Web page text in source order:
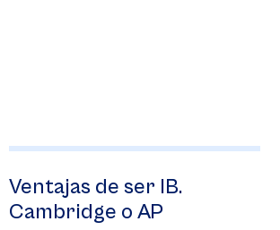
Ventajas de ser IB.
Cambridge o AP